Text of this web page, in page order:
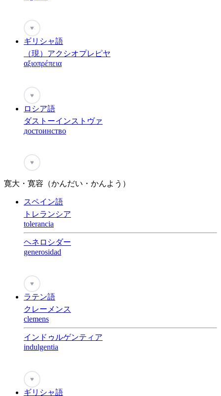
♥
ギリシャ語
（現）アクシオプレピヤ
αξιοπρέπεια
♥
ロシア語
ダストーインストヴァ
достоинство
♥
寛大・寛容（かんだい・かんよう）
スペイン語
トレランシア
tolerancia
ヘネロシダー
generosidad
♥
ラテン語
クレーメンス
clemens
インドゥルゲンティア
indulgentia
♥
ギリシャ語